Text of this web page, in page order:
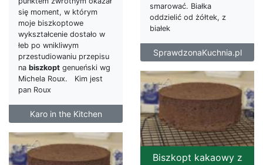
smarować. Białka
oddzielić od żółtek, z
białek
SprawdzonaKuchnia.pl
się moment, w którym
moje biszkoptowe
wykształcenie dostało w
łeb po wnikliwym
przestudiowaniu przepisu
na biszkopt genueński wg
Michela Roux. Kim jest
pan Roux
Karo in the Kitchen
Biszkopt kakaowy z